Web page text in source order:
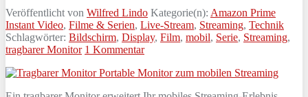
Veröffentlicht von Wilfred Lindo Kategorie(n): Amazon Prime
Instant Video, Filme & Serien, Live-Stream, Streaming, Technik
Schlagwörter: Bildschirm, Display, Film, mobil, Serie, Streaming,
tragbarer Monitor 1 Kommentar